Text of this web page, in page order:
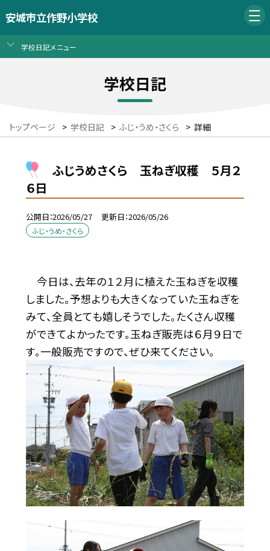
安城市立作野小学校
学校日記メニュー
学校日記
トップページ > 学校日記 > ふじ・うめ・さくら > 詳細
ふじうめさくら 玉ねぎ収穫 ５月２
６日
公開日 2026/05/27 更新日 2026/05/26
ふじ・うめ・さくら
今日は、去年の１２月に植えた玉ねぎを収穫
しました。予想よりも大きくなっていた玉ねぎを
みて、全員とても嬉しそうでした。たくさん収穫
ができてよかったです。玉ねぎ販売は６月９日で
す。一般販売ですので、ぜひ来てください。